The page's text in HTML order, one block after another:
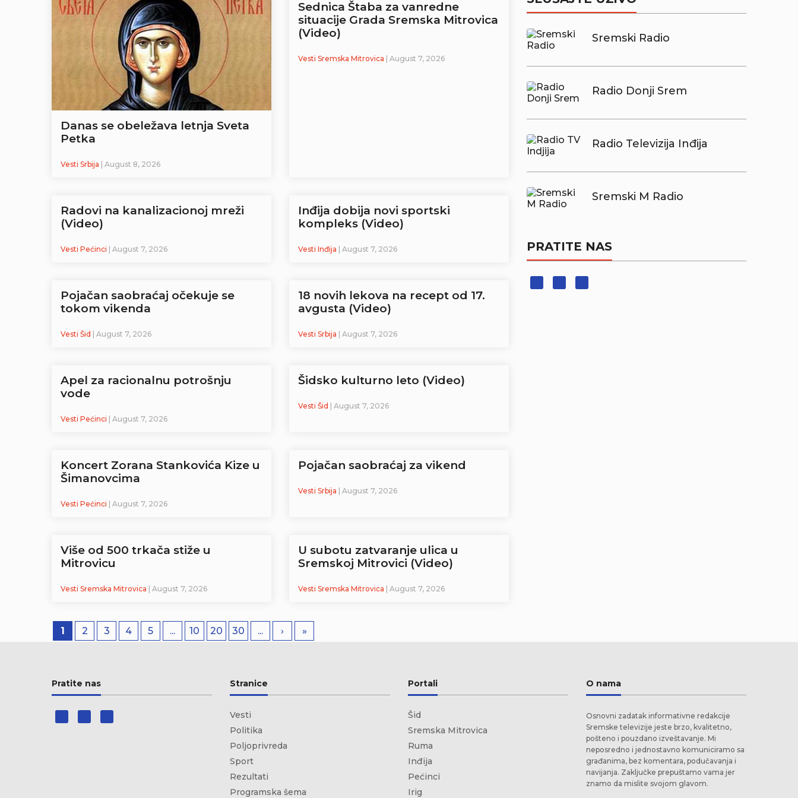
Danas se obeležava letnja Sveta
Petka
Vesti Srbija | August 8, 2026
Sednica Štaba za vanredne
situacije Grada Sremska Mitrovica
(Video)
Vesti Sremska Mitrovica | August 7, 2026
Radovi na kanalizacionoj mreži
(Video)
Vesti Pećinci | August 7, 2026
Inđija dobija novi sportski
kompleks (Video)
Vesti Inđija | August 7, 2026
Pojačan saobraćaj očekuje se
tokom vikenda
Vesti Šid | August 7, 2026
18 novih lekova na recept od 17.
avgusta (Video)
Vesti Srbija | August 7, 2026
Apel za racionalnu potrošnju
vode
Vesti Pećinci | August 7, 2026
Šidsko kulturno leto (Video)
Vesti Šid | August 7, 2026
Koncert Zorana Stankovića Kize u
Šimanovcima
Vesti Pećinci | August 7, 2026
Pojačan saobraćaj za vikend
Vesti Srbija | August 7, 2026
Više od 500 trkača stiže u
Mitrovicu
Vesti Sremska Mitrovica | August 7, 2026
U subotu zatvaranje ulica u
Sremskoj Mitrovici (Video)
Vesti Sremska Mitrovica | August 7, 2026
1 2 3 4 5 ... 10 20 30 ... › »
Sremski Radio
Radio Donji Srem
Radio Televizija Inđija
Sremski M Radio
PRATITE NAS
Pratite nas Stranice
Vesti
Politika
Poljoprivreda
Sport
Rezultati
Programska šema
Portali
Šid
Sremska Mitrovica
Ruma
Inđija
Pećinci
Irig
O nama
Osnovni zadatak informativne redakcije
Sremske televizije jeste brzo, kvalitetno,
pošteno i pouzdano izveštavanje. Mi
neposredno i jednostavno komuniciramo sa
građanima, bez komentara, podučavanja i
navijanja. Zaključke prepuštamo vama jer
znamo da mislite svojom glavom.